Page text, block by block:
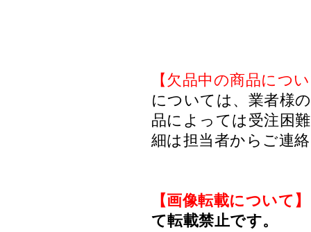
【欠品中の商品につ
については、業者様
品によっては受注困
細は担当者からご連
【画像転載について】
て転載禁止です。